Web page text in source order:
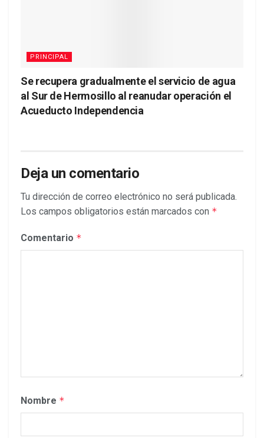
PRINCIPAL
Se recupera gradualmente el servicio de agua
al Sur de Hermosillo al reanudar operación el
Acueducto Independencia
Deja un comentario
Tu dirección de correo electrónico no será publicada.
Los campos obligatorios están marcados con *
Comentario *
Nombre *